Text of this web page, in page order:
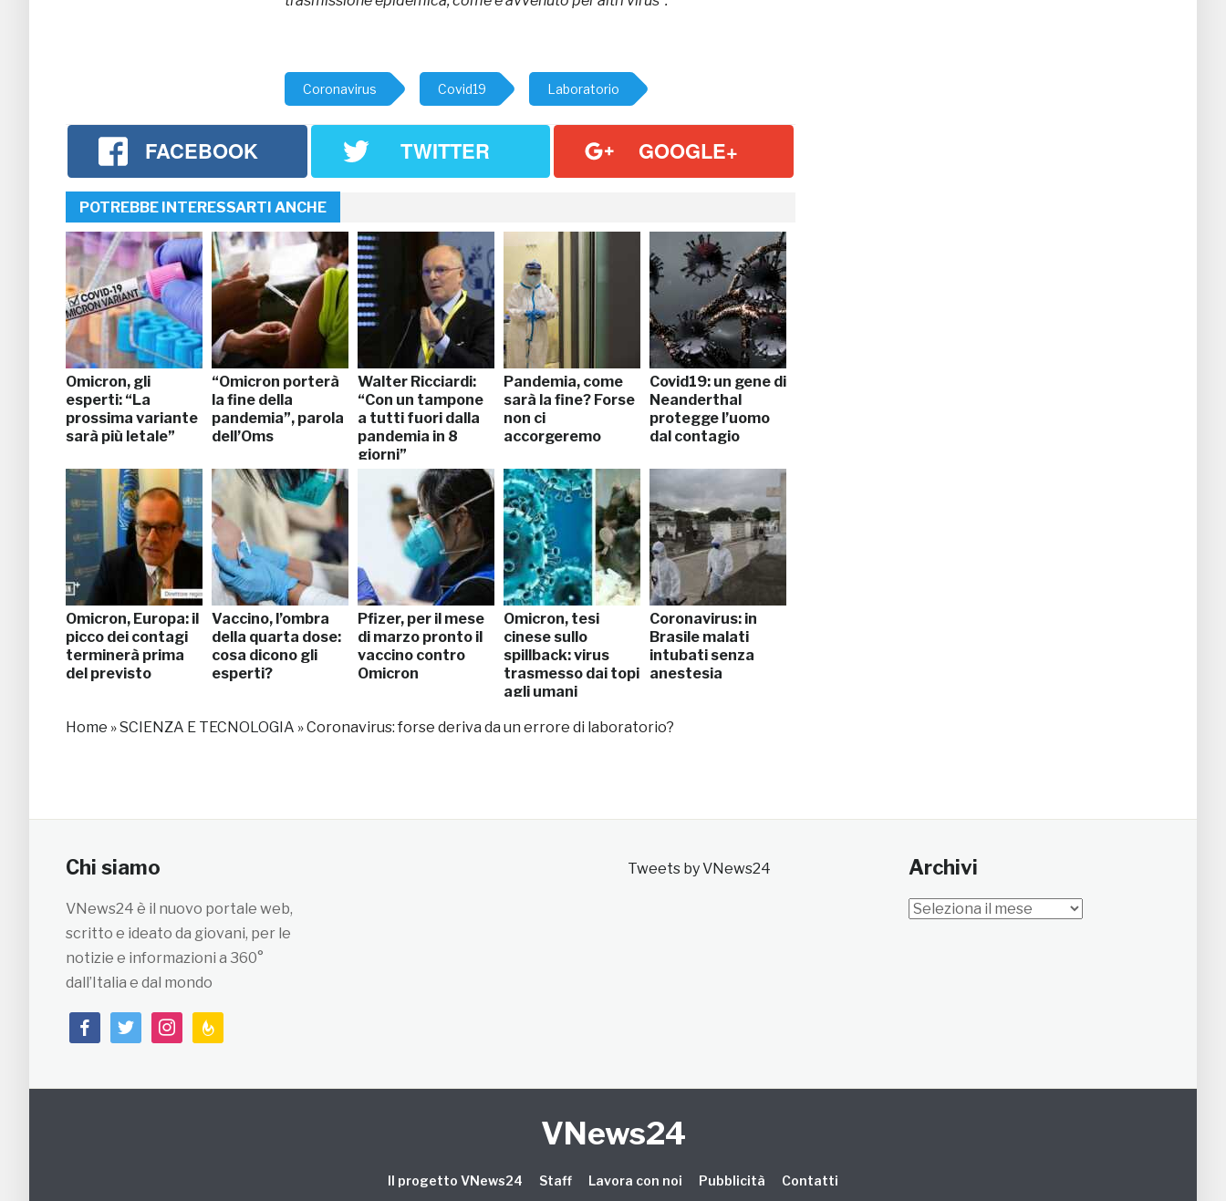
Coronavirus Covid19 Laboratorio
FACEBOOK TWITTER GOOGLE+
POTREBBE INTERESSARTI ANCHE
Omicron, gli
esperti: “La
prossima variante
sarà più letale”
“Omicron porterà
la fine della
pandemia”, parola
dell’Oms
Walter Ricciardi:
“Con un tampone
a tutti fuori dalla
pandemia in 8
giorni”
Pandemia, come
sarà la fine? Forse
non ci
accorgeremo
Covid19: un gene di
Neanderthal
protegge l’uomo
dal contagio
Omicron, Europa: il
picco dei contagi
terminerà prima
del previsto
Vaccino, l’ombra
della quarta dose:
cosa dicono gli
esperti?
Pfizer, per il mese
di marzo pronto il
vaccino contro
Omicron
Omicron, tesi
cinese sullo
spillback: virus
trasmesso dai topi
agli umani
Coronavirus: in
Brasile malati
intubati senza
anestesia
Home »SCIENZA E TECNOLOGIA »Coronavirus: forse deriva da un errore di laboratorio?
Chi siamo
VNews24 è il nuovo portale web,
scritto e ideato da giovani, per le
notizie e informazioni a 360°
dall’Italia e dal mondo
facebooktwitterinstagramfeedburner
Tweets by VNews24 Archivi
Archivi
VNews24
Il progetto VNews24 Staff Lavora con noi Pubblicità Contatti